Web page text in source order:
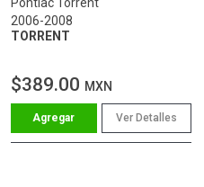
2006-2008
TORRENT
$389.00 MXN
Ver Detalles